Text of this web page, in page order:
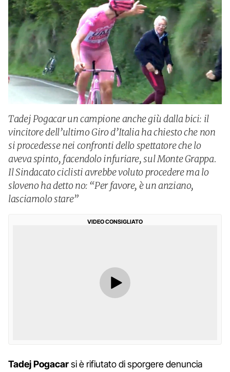
Tadej Pogacar un campione anche giù dalla bici: il
vincitore dell’ultimo Giro d’Italia ha chiesto che non
si procedesse nei confronti dello spettatore che lo
aveva spinto, facendolo infuriare, sul Monte Grappa.
Il Sindacato ciclisti avrebbe voluto procedere ma lo
sloveno ha detto no: “Per favore, è un anziano,
lasciamolo stare”
VIDEO CONSIGLIATO
Tadej Pogacarsi è rifiutato di sporgere denuncia